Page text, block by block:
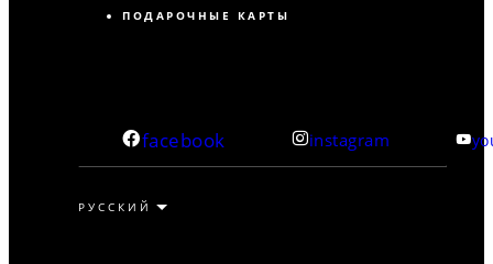
ПОДАРОЧНЫЕ КАРТЫ
facebook instagram